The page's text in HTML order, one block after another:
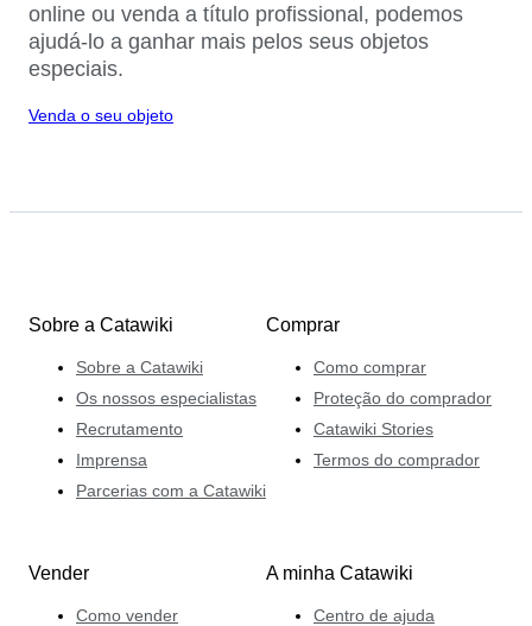
online ou venda a título profissional, podemos
ajudá-lo a ganhar mais pelos seus objetos
especiais.
Venda o seu objeto
Sobre a Catawiki
Sobre a Catawiki
Os nossos especialistas
Recrutamento
Imprensa
Parcerias com a Catawiki
Comprar
Como comprar
Proteção do comprador
Catawiki Stories
Termos do comprador
Vender
Como vender
A minha Catawiki
Centro de ajuda